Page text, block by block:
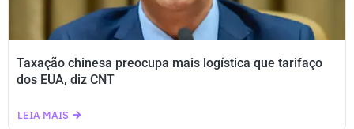
Taxação chinesa preocupa mais logística que tarifaço
dos EUA, diz CNT
LEIA MAIS